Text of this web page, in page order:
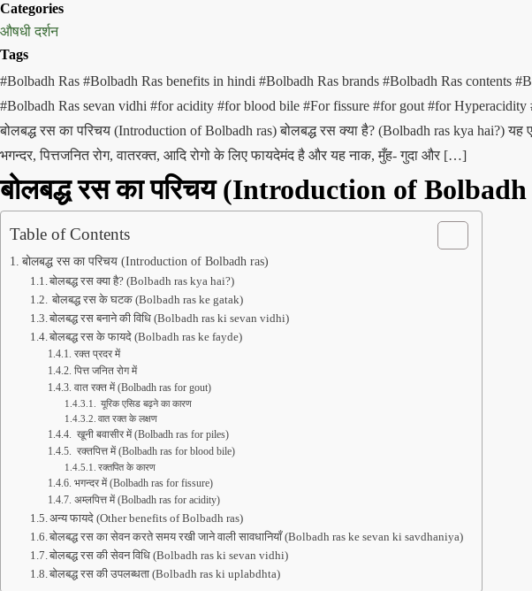
Categories
औषधी दर्शन
Tags
#Bolbadh Ras #Bolbadh Ras benefits in hindi #Bolbadh Ras brands #Bolbadh Ras contents
#Bolbadh Ras sevan vidhi #for acidity #for blood bile #For fissure #for gout #for Hyperacidity
बोलबद्ध रस का परिचय (Introduction of Bolbadh ras) बोलबद्ध रस क्या है? (Bolbadh ras kya hai?)
भगन्दर, पित्तजनित रोग, वातरक्त, आदि रोगो के लिए फायदेमंद है और यह नाक, मुँह- गुदा और […]
बोलबद्ध रसका परिचय (Introduction of
Table of Contents
बोलबद्ध रस का परिचय (Introduction of Bolbadh ras)
बोलबद्ध रस क्या है? (Bolbadh ras kya hai?)
बोलबद्ध रस के घटक (Bolbadh ras ke gatak)
बोलबद्ध रस बनाने की विधि (Bolbadh ras ki sevan vidhi)
बोलबद्ध रस के फायदे (Bolbadh ras ke fayde)
रक्त प्रदर में
पित्त जनित रोग में
वात रक्त में (Bolbadh ras for gout)
यूरिक एसिड बढ़ने का कारण
वात रक्त के लक्षण
खूनी बवासीर में (Bolbadh ras for piles)
रक्तपित्त में (Bolbadh ras for blood bile)
रक्तपित के कारण
भगन्दर में (Bolbadh ras for fissure)
अम्लपित्त में (Bolbadh ras for acidity)
अन्य फायदे (Other benefits of Bolbadh ras)
बोलबद्ध रस का सेवन करते समय रखी जाने वाली सावधानियाँ (Bolbadh ras ke sevan ki savdhaniya)
बोलबद्ध रस की सेवन विधि (Bolbadh ras ki sevan vidhi)
बोलबद्ध रस की उपलब्धता (Bolbadh ras ki uplabdhta)